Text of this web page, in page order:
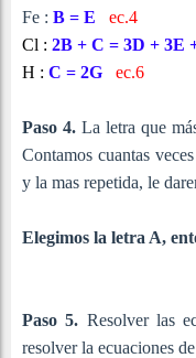
Fe : B = E
ec.4
Cl : 2B + C = 3D + 3E
H : C = 2G ec.6
Paso 4. La letra que
Contamos cuantas
y la mas repetida, le
Elegimos la letra A,
Paso 5. Resolver las
resolver la ecuaciones